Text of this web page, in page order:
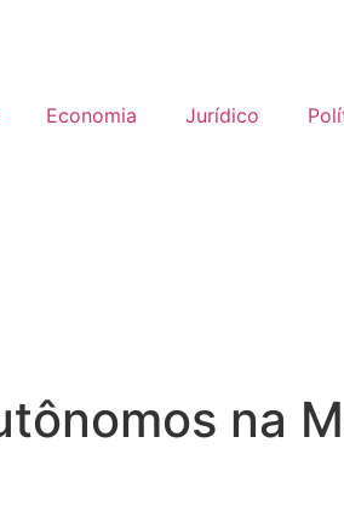
Economia Jurídico
na